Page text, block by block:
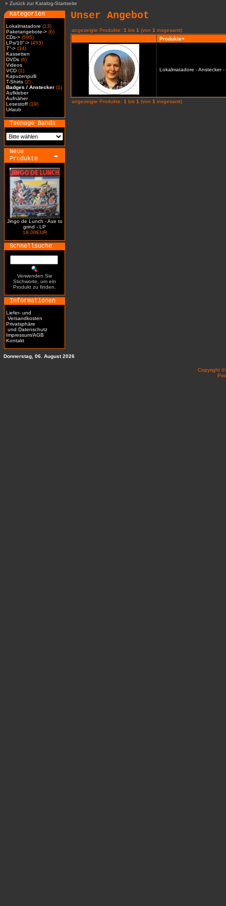
» Zurück zur Katalog-Startseite
Kategorien
Lokalmatadore (13)
Paketangebote-> (6)
CDs-> (595)
LPs/10"-> (453)
7"-> (34)
Kassetten
DVDs (6)
Videos
VCD (1)
Kapuzenpulli
T-Shirts (2)
Badges / Anstecker (1)
Aufkleber
Aufnäher
Lesestoff (19)
Urlaub
Teenage Bands
Neue
Produkte
Jingo de Lunch - Axe to
grind - LP
18.00EUR
Schnellsuche
Verwenden Sie
Stichworte, um ein
Produkt zu finden.
Informationen
Liefer- und
Versandkosten
Privatsphäre
und Datenschutz
Impressum/AGB
Kontakt
Unser Angebot
angezeigte Produkte: 1 bis 1 (von 1 insgesamt)
Produkte+
Lokalmatadore - Anstecker -
angezeigte Produkte: 1 bis 1 (von 1 insgesamt)
Donnerstag, 06. August 2026
Copyright